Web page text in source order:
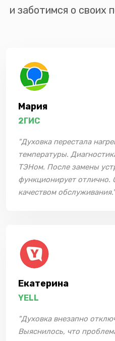
и заботимся о своих
Мария
2ГИС
"Духовка перестала
температуры.
ТЭНом. После замены
функционирует отлично.
качеством обслуживания."
Екатерина
YELL
"Духовка внезапно
Выяснилось, что